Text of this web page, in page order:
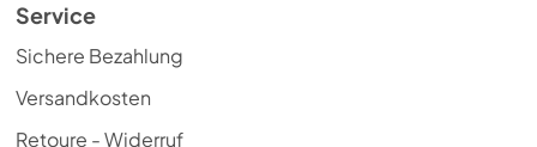
Service
Sichere Bezahlung
Versandkosten
Retoure - Widerruf